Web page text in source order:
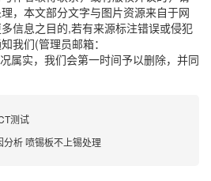
，本文部分文字与图片资源来自于网
信息之目的,若有来源标注错误或侵犯
我们(管理员邮箱：
属实，我们会第一时间予以删除，并同
测试
析 喷锡板不上锡处理